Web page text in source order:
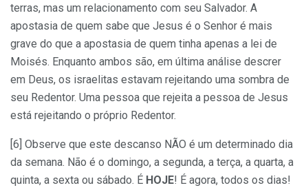
terras, mas um relacionamento com seu Salvador. A
apostasia de quem sabe que Jesus é o Senhor é mais
grave do que a apostasia de quem tinha apenas a lei de
Moisés. Enquanto ambos são, em última análise descrer
em Deus, os israelitas estavam rejeitando uma sombra de
seu Redentor. Uma pessoa que rejeita a pessoa de Jesus
está rejeitando o próprio Redentor.
[6] Observe que este descanso NÃO é um determinado dia
da semana. Não é o domingo, a segunda, a terça, a quarta, a
quinta, a sexta ou sábado. É HOJE! É agora, todos os dias!